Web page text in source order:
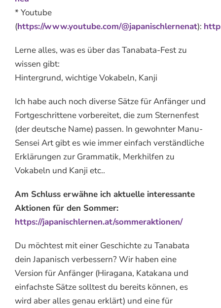
* Youtube
(https://www.youtube.com/@japanischlernenat):
Lerne alles, was es über das Tanabata-Fest zu
wissen gibt:
Hintergrund, wichtige Vokabeln, Kanji
Ich habe auch noch diverse Sätze für Anfänger und
Fortgeschrittene vorbereitet, die zum Sternenfest
(der deutsche Name) passen. In gewohnter Manu-
Sensei Art gibt es wie immer einfach verständliche
Erklärungen zur Grammatik, Merkhilfen zu
Vokabeln und Kanji etc..
Am Schluss erwähne ich aktuelle interessante
Aktionen für den Sommer:
https://japanischlernen.at/sommeraktionen/
Du möchtest mit einer Geschichte zu Tanabata
dein Japanisch verbessern? Wir haben eine
Version für Anfänger (Hiragana, Katakana und
einfachste Sätze solltest du bereits können, es
wird aber alles genau erklärt) und eine für